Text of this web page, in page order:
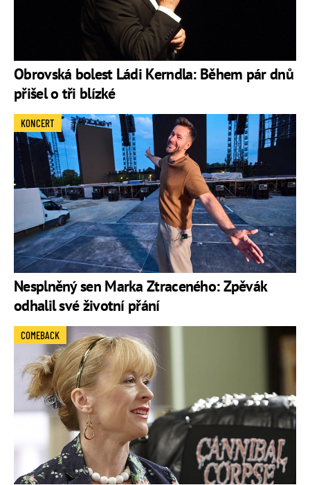
Obrovská bolest Ládi Kerndla: Během pár dnů
přišel o tři blízké
Nesplněný sen Marka Ztraceného: Zpěvák
odhalil své životní přání
KONCERT
COMEBACK